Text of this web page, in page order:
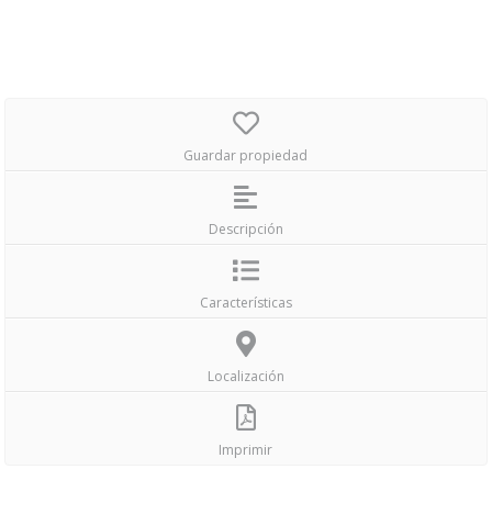
Guardar propiedad
Descripción
Características
Localización
Imprimir